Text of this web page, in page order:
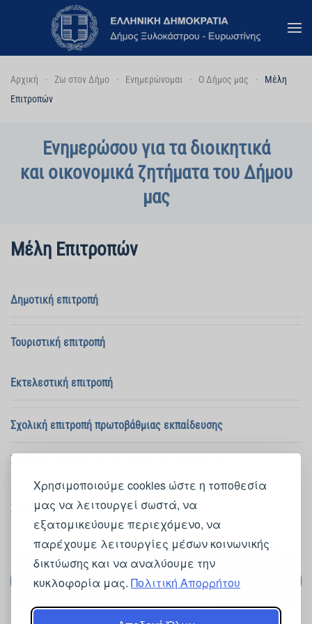
Χρησιμοποιούμε cookies ώστε η τοποθεσία
μας να λειτουργεί σωστά, να
εξατομικεύουμε περιεχόμενο, να
παρέχουμε λειτουργίες μέσων κοινωνικής
δικτύωσης και να αναλύουμε την
κυκλοφορία μας. Πολιτική Απορρήτου
Skip to main content
Αρχική Ζω στον Δήμο Ενημερώνομαι Ο Δήμος μας
Μέλη
Επιτροπών
Ενημερώσου για τα διοικητικά
και οικονομικά ζητήματα του Δήμου
μας
Μέλη Επιτροπών
Δημοτική επιτροπή
Τουριστική επιτροπή
Εκτελεστική επιτροπή
Σχολική επιτροπή πρωτοβάθμιας εκπαίδευσης
Σχολική επιτροπή δευτεροβάθμιας εκπαίδευσης
Συμβούλιο Κοινότητας Ξυλοκάστρου
Δείτε όλες τις προσκλήσεις και τις